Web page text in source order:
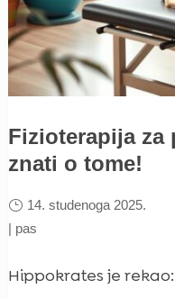
Fizioterapija za
znati o tome!
14. studenoga 2025.
| pas
Hippokrates je rekao: